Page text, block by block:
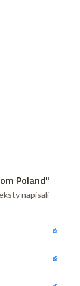
Poland"
napisali